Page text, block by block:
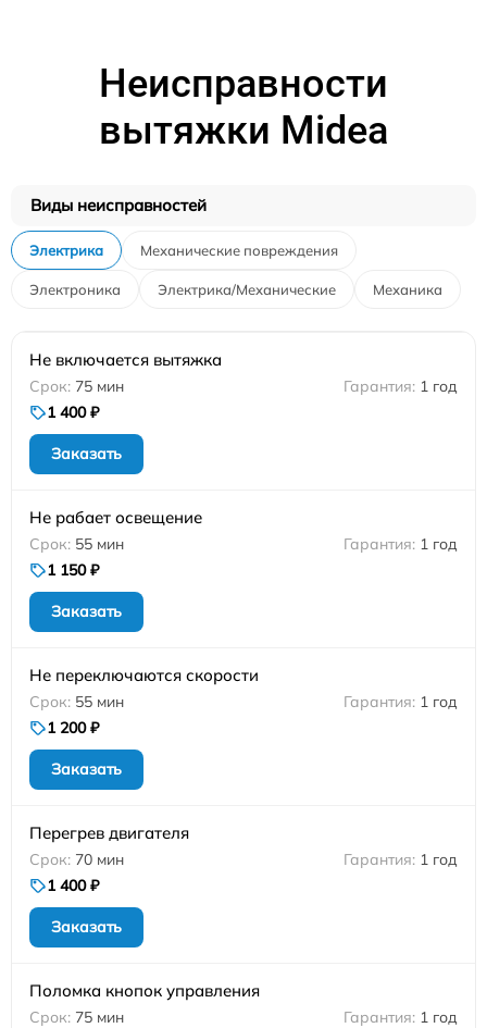
Неисправности
вытяжки Midea
Виды неисправностей
Электрика Механические повреждения
Электроника Электрика/Механические Механика
Не включается вытяжка
75 мин
1 год
1 400 ₽
Заказать
Не рабает освещение
55 мин
1 год
1 150 ₽
Заказать
Не переключаются скорости
55 мин
1 год
1 200 ₽
Заказать
Перегрев двигателя
70 мин
1 год
1 400 ₽
Заказать
Поломка кнопок управления
75 мин 1 год